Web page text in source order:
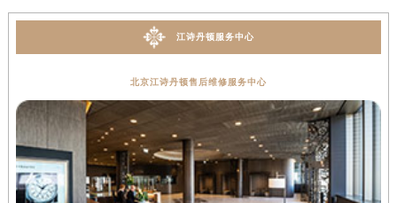
江诗丹顿服务中心
北京江诗丹顿售后维修服务中心